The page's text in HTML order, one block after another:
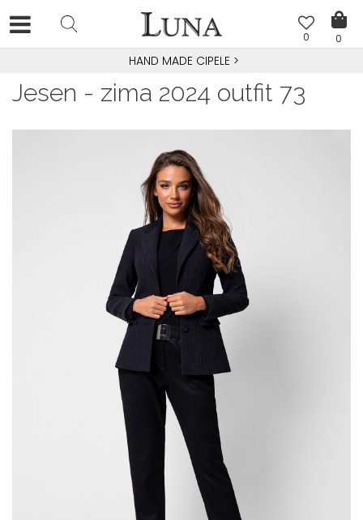
0
0
HAND MADE CIPELE >
Jesen - zima 2024 outfit 73